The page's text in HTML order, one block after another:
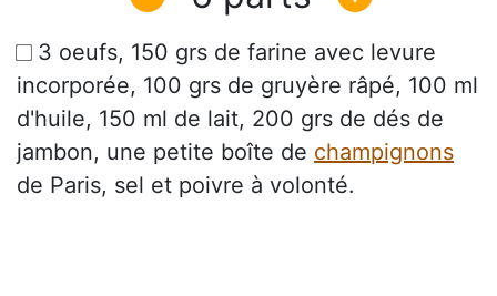
3 oeufs, 150 grs de farine avec levure
incorporée, 100 grs de gruyère râpé, 100 ml
d'huile, 150 ml de lait, 200 grs de dés de
jambon, une petite boîte de champignons
de Paris, sel et poivre à volonté.